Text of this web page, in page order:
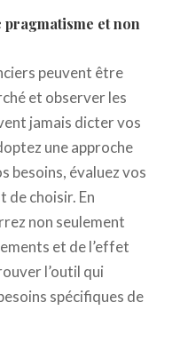
et non
peuvent être
et observer les
jamais dicter vos
une approche
besoins, évaluez vos
de choisir. En
non seulement
et de l’effet
l’outil qui
spécifiques de